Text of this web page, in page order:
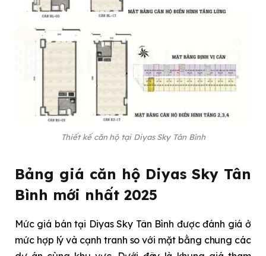
Thiết kế căn hộ tại Diyas Sky Tân Bình
Bảng giá căn hộ Diyas Sky Tân
Bình mới nhất 2025
Mức giá bán tại Diyas Sky Tân Bình được đánh giá ở
mức hợp lý và cạnh tranh so với mặt bằng chung các